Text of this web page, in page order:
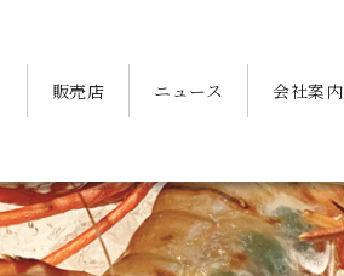
販売店 ニュース 会社案内